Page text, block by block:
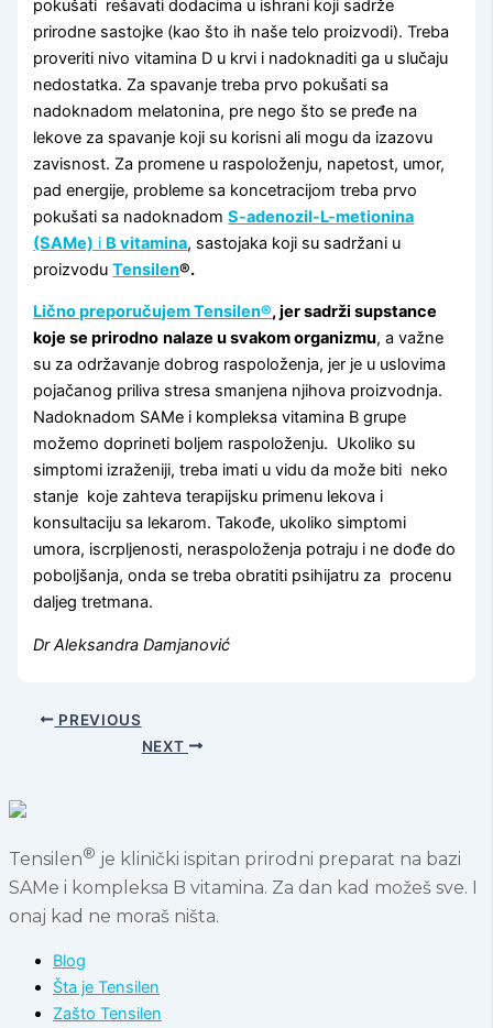
pokušati rešavati dodacima u ishrani koji sadrže
prirodne sastojke (kao što ih naše telo proizvodi). Treba
proveriti nivo vitamina D u krvi i nadoknaditi ga u slučaju
nedostatka. Za spavanje treba prvo pokušati sa
nadoknadom melatonina, pre nego što se pređe na
lekove za spavanje koji su korisni ali mogu da izazovu
zavisnost. Za promene u raspoloženju, napetost, umor,
pad energije, probleme sa koncetracijom treba prvo
pokušati sa nadoknadomS-adenozil-L-metionina
(SAMe) i B vitamina, sastojaka koji su sadržani u
proizvoduTensilen®.
Lično preporučujem Tensilen®, jer sadrži supstance
koje se prirodno nalaze u svakom organizmu, a važne
su za održavanje dobrog raspoloženja, jer je u uslovima
pojačanog priliva stresa smanjena njihova proizvodnja.
Nadoknadom SAMe i kompleksa vitamina B grupe
možemo doprineti boljem raspoloženju. Ukoliko su
simptomi izraženiji, treba imati u vidu da može biti neko
stanje koje zahteva terapijsku primenu lekova i
konsultaciju sa lekarom. Takođe, ukoliko simptomi
umora, iscrpljenosti, neraspoloženja potraju i ne dođe do
poboljšanja, onda se treba obratiti psihijatru za procenu
daljeg tretmana.
Dr Aleksandra Damjanović
PREVIOUS
NEXT
Tensilen® je klinički ispitan prirodni preparat na bazi
SAMe i kompleksa B vitamina. Za dan kad možeš sve. I
onaj kad ne moraš ništa.
Blog
Šta je Tensilen
Zašto Tensilen